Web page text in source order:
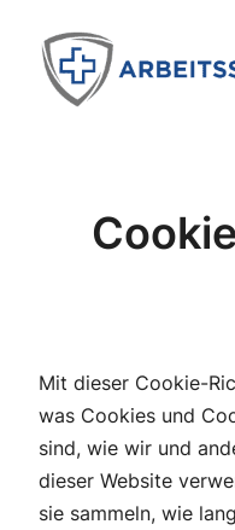
Inhalt
springen
Mit dieser Cookie-
was Cookies und
sind, wie wir und
dieser Website
sie sammeln, wie